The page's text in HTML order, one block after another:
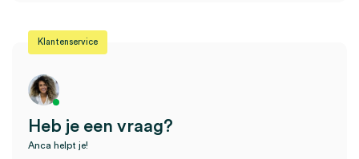
Klantenservice
Heb je een vraag?
Anca helpt je!